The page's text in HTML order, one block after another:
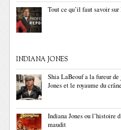
Tout ce qu’il faut savoir
INDIANA JONES
Shia LaBeouf a la fureur
Jones et le royaume du
Indiana Jones ou l’histoire
maudit